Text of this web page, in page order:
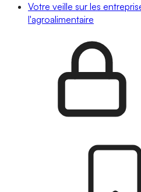
Votre veille sur les
l'agroalimentaire